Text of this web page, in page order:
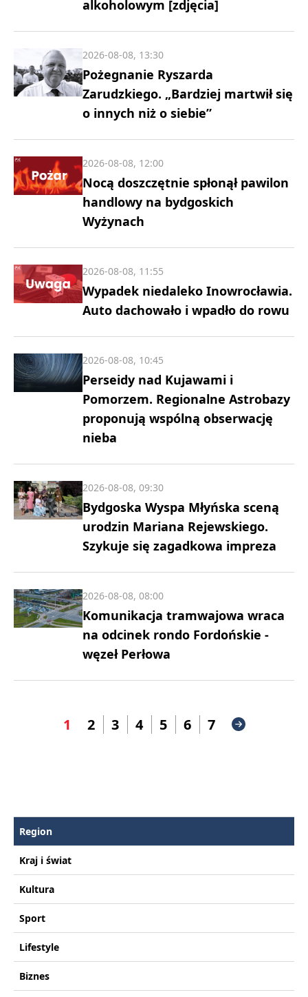
alkoholowym [zdjęcia]
Pożegnanie Ryszarda
Zarudzkiego. „Bardziej martwił się
o innych niż o siebie”
2026-08-08, 13:30
Nocą doszczętnie spłonął pawilon
handlowy na bydgoskich
Wyżynach
2026-08-08, 12:00
Wypadek niedaleko Inowrocławia.
Auto dachowało i wpadło do rowu
2026-08-08, 11:55
Perseidy nad Kujawami i
Pomorzem. Regionalne Astrobazy
proponują wspólną obserwację
nieba
2026-08-08, 10:45
Bydgoska Wyspa Młyńska sceną
urodzin Mariana Rejewskiego.
Szykuje się zagadkowa impreza
2026-08-08, 09:30
Komunikacja tramwajowa wraca
na odcinek rondo Fordońskie -
węzeł Perłowa
2026-08-08, 08:00
1 2 3 4 5 6 7
Region
Kraj i świat
Kultura
Sport
Lifestyle
Biznes